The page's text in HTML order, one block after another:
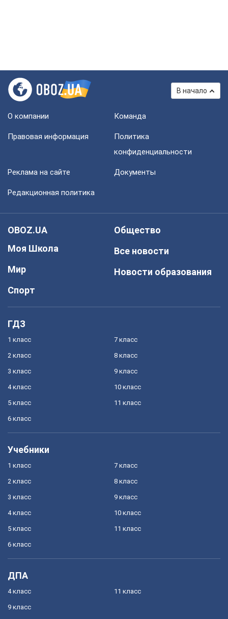
В начало
О компании Команда
Правовая информация
Политика
конфиденциальности
Реклама на сайте Документы
Редакционная политика
OBOZ.UA
Моя Школа
Мир
Спорт
Общество
Все новости
Новости образования
ГДЗ
1 класс
2 класс
3 класс
4 класс
5 класс
6 класс
7 класс
8 класс
9 класс
10 класс
11 класс
Учебники
1 класс
2 класс
3 класс
4 класс
5 класс
6 класс
7 класс
8 класс
9 класс
10 класс
11 класс
ДПА
4 класс
9 класс
11 класс